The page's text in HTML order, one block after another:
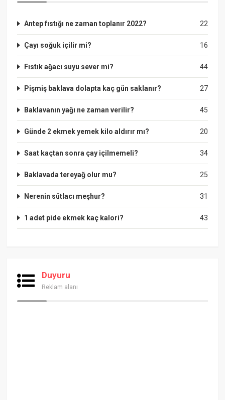
22
Antep fıstığı ne zaman toplanır 2022?
16
Çayı soğuk içilir mi?
44
Fıstık ağacı suyu sever mi?
27
Pişmiş baklava dolapta kaç gün saklanır?
45
Baklavanın yağı ne zaman verilir?
20
Günde 2 ekmek yemek kilo aldırır mı?
34
Saat kaçtan sonra çay içilmemeli?
25
Baklavada tereyağ olur mu?
31
Nerenin sütlacı meşhur?
43
1 adet pide ekmek kaç kalori?
Duyuru
Reklam alanı